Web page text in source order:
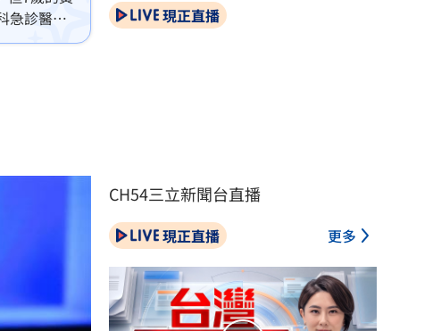
急診醫師
童需提高
現正直播
CH54三立新聞台直播
現正直播 更多